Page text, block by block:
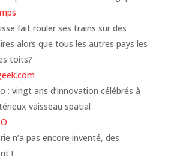
fait rouler ses trains sur des
alors que tous les autres pays les
toits?
: vingt ans d’innovation célébrés à
vaisseau spatial
n’a pas encore inventé, des
!